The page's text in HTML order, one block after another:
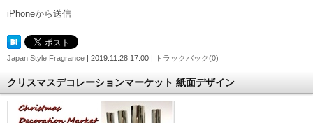
iPhoneから送信
Japan Style Fragrance | 2019.11.28 17:00 | トラックバック(0)
クリスマスデコレーションマーケット 紙面デザイン